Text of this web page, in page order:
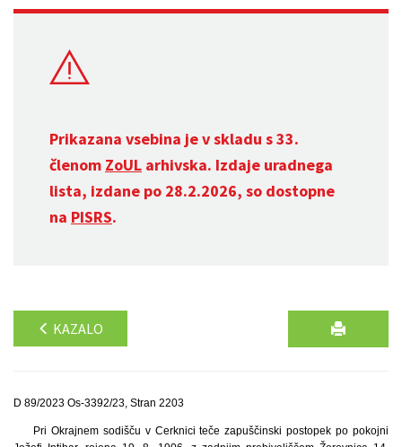
Prikazana vsebina je v skladu s 33.
členom ZoUL arhivska. Izdaje uradnega
lista, izdane po 28.2.2026, so dostopne
na PISRS.
KAZALO
D 89/2023 Os-3392/23, Stran 2203
Pri Okrajnem sodišču v Cerknici teče zapuščinski postopek po pokojni